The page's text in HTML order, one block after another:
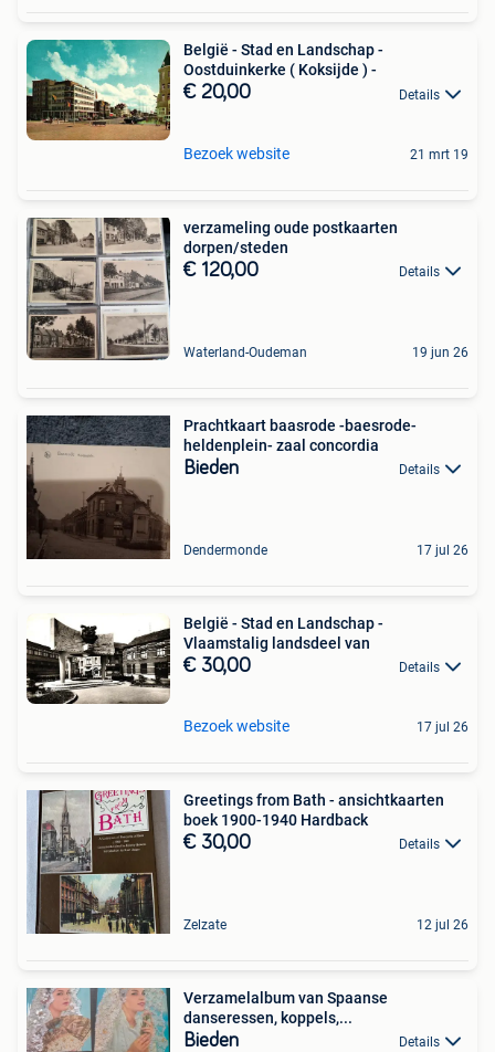
België - Stad en Landschap -
Oostduinkerke ( Koksijde ) -
€ 20,00 Details
Bezoek website 21 mrt 19
verzameling oude postkaarten
dorpen/steden
€ 120,00 Details
Waterland-Oudeman 19 jun 26
Prachtkaart baasrode -baesrode-
heldenplein- zaal concordia
Bieden Details
Dendermonde 17 jul 26
België - Stad en Landschap -
Vlaamstalig landsdeel van
€ 30,00 Details
Bezoek website 17 jul 26
Greetings from Bath - ansichtkaarten
boek 1900-1940 Hardback
€ 30,00 Details
Zelzate 12 jul 26
Verzamelalbum van Spaanse
danseressen, koppels,...
Bieden Details